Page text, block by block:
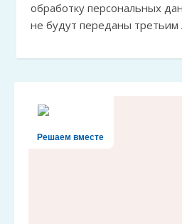
обработку персональных
не будут переданы третьим
Решаем вместе